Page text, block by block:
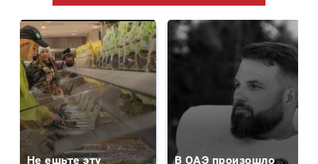
Не ешьте эту
В ОАЭ произошло